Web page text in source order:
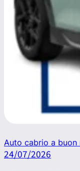
Auto cabrio a buon
24/07/2026